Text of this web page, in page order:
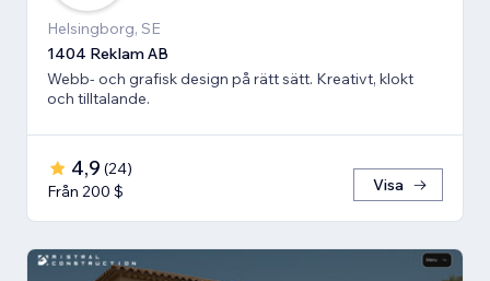
Helsingborg, SE
1404 Reklam AB
Webb- och grafisk design på rätt sätt. Kreativt, klokt
och tilltalande.
4,9 (24)
Från 200 $
Visa